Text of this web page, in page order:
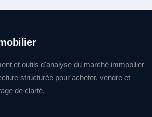
et outils d'analyse du marché immobilier
structurée pour acheter, vendre et
de clarté.